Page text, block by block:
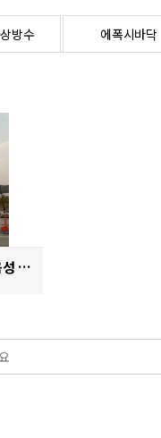
방수 에폭시바닥
빈티지 스타코벽채 딥그레이(충북 음성 간판시공)